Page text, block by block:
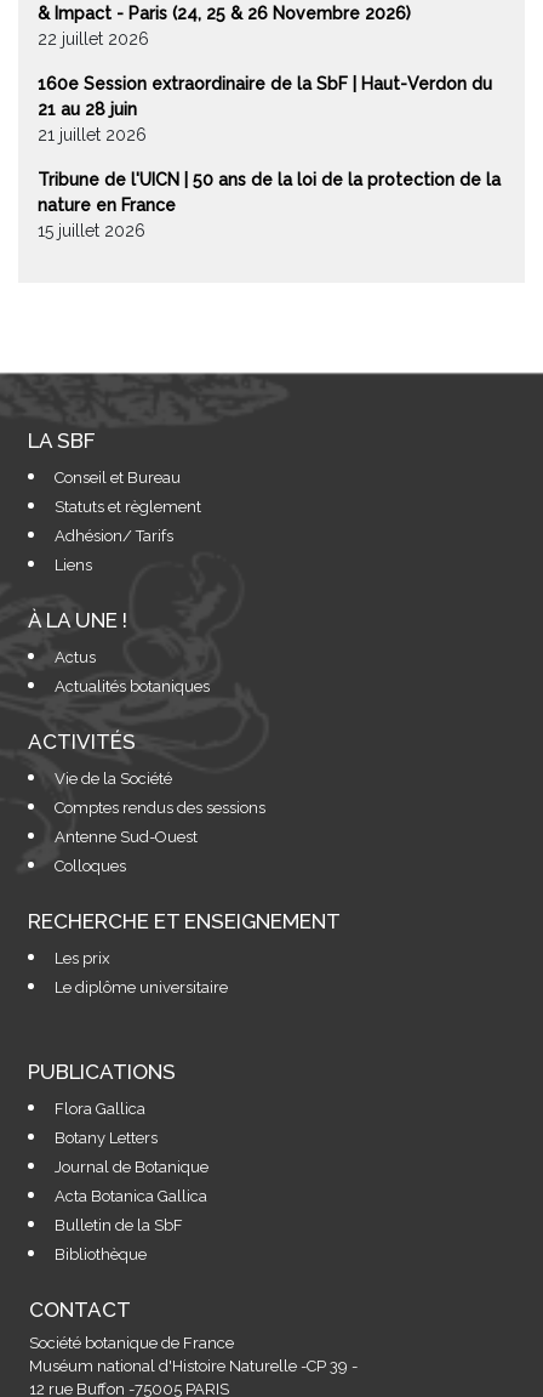
& Impact - Paris (24, 25 & 26 Novembre 2026)
22 juillet 2026
160e Session extraordinaire de la SbF | Haut-Verdon du
21 au 28 juin
21 juillet 2026
Tribune de l'UICN | 50 ans de la loi de la protection de la
nature en France
15 juillet 2026
LA SBF
Conseil et Bureau
Statuts et règlement
Adhésion/ Tarifs
Liens
À LA UNE !
Actus
Actualités botaniques
ACTIVITÉS
Vie de la Société
Comptes rendus des sessions
Antenne Sud-Ouest
Colloques
RECHERCHE ET ENSEIGNEMENT
Les prix
Le diplôme universitaire
PUBLICATIONS
Flora Gallica
Botany Letters
Journal de Botanique
Acta Botanica Gallica
Bulletin de la SbF
Bibliothèque
CONTACT
Société botanique de France
Muséum national d'Histoire Naturelle -CP 39 -
12 rue Buffon -75005 PARIS